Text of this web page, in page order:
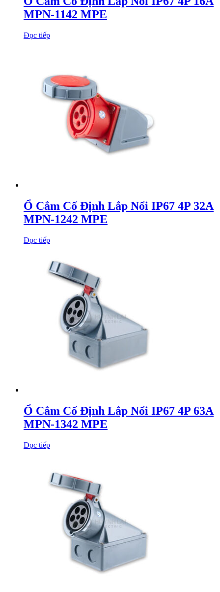
MPN-1142 MPE
Đọc tiếp
Ổ Cắm Cố Định Lắp Nổi IP67 4P 32A
MPN-1242 MPE
Đọc tiếp
Ổ Cắm Cố Định Lắp Nổi IP67 4P 63A
MPN-1342 MPE
Đọc tiếp